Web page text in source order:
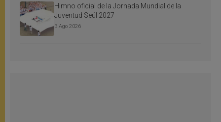
Himno oficial de la Jornada Mundial de la
Juventud Seúl 2027
3 Ago 2026